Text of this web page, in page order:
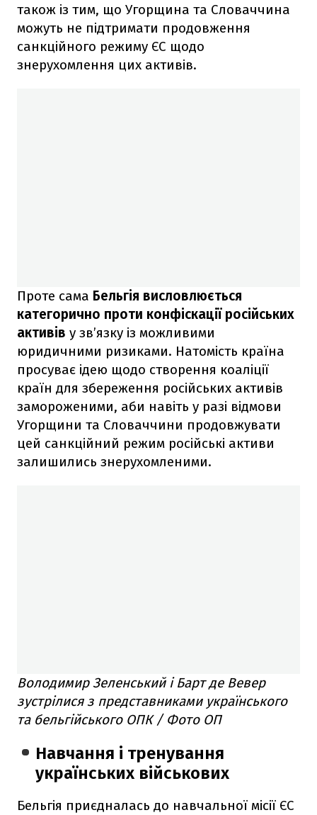
також із тим, що Угорщина та Словаччина
можуть не підтримати продовження
санкційного режиму ЄС щодо
знерухомлення цих активів.
Проте сама Бельгія висловлюється
категорично проти конфіскації російських
активів у зв’язку із можливими
юридичними ризиками. Натомість країна
просуває ідею щодо створення коаліції
країн для збереження російських активів
замороженими, аби навіть у разі відмови
Угорщини та Словаччини продовжувати
цей санкційний режим російські активи
залишились знерухомленими.
Володимир Зеленський і Барт де Вевер
зустрілися з представниками українського
та бельгійського ОПК / Фото ОП
Навчання і тренування
українських військових
Бельгія приєдналась до навчальної місії ЄС